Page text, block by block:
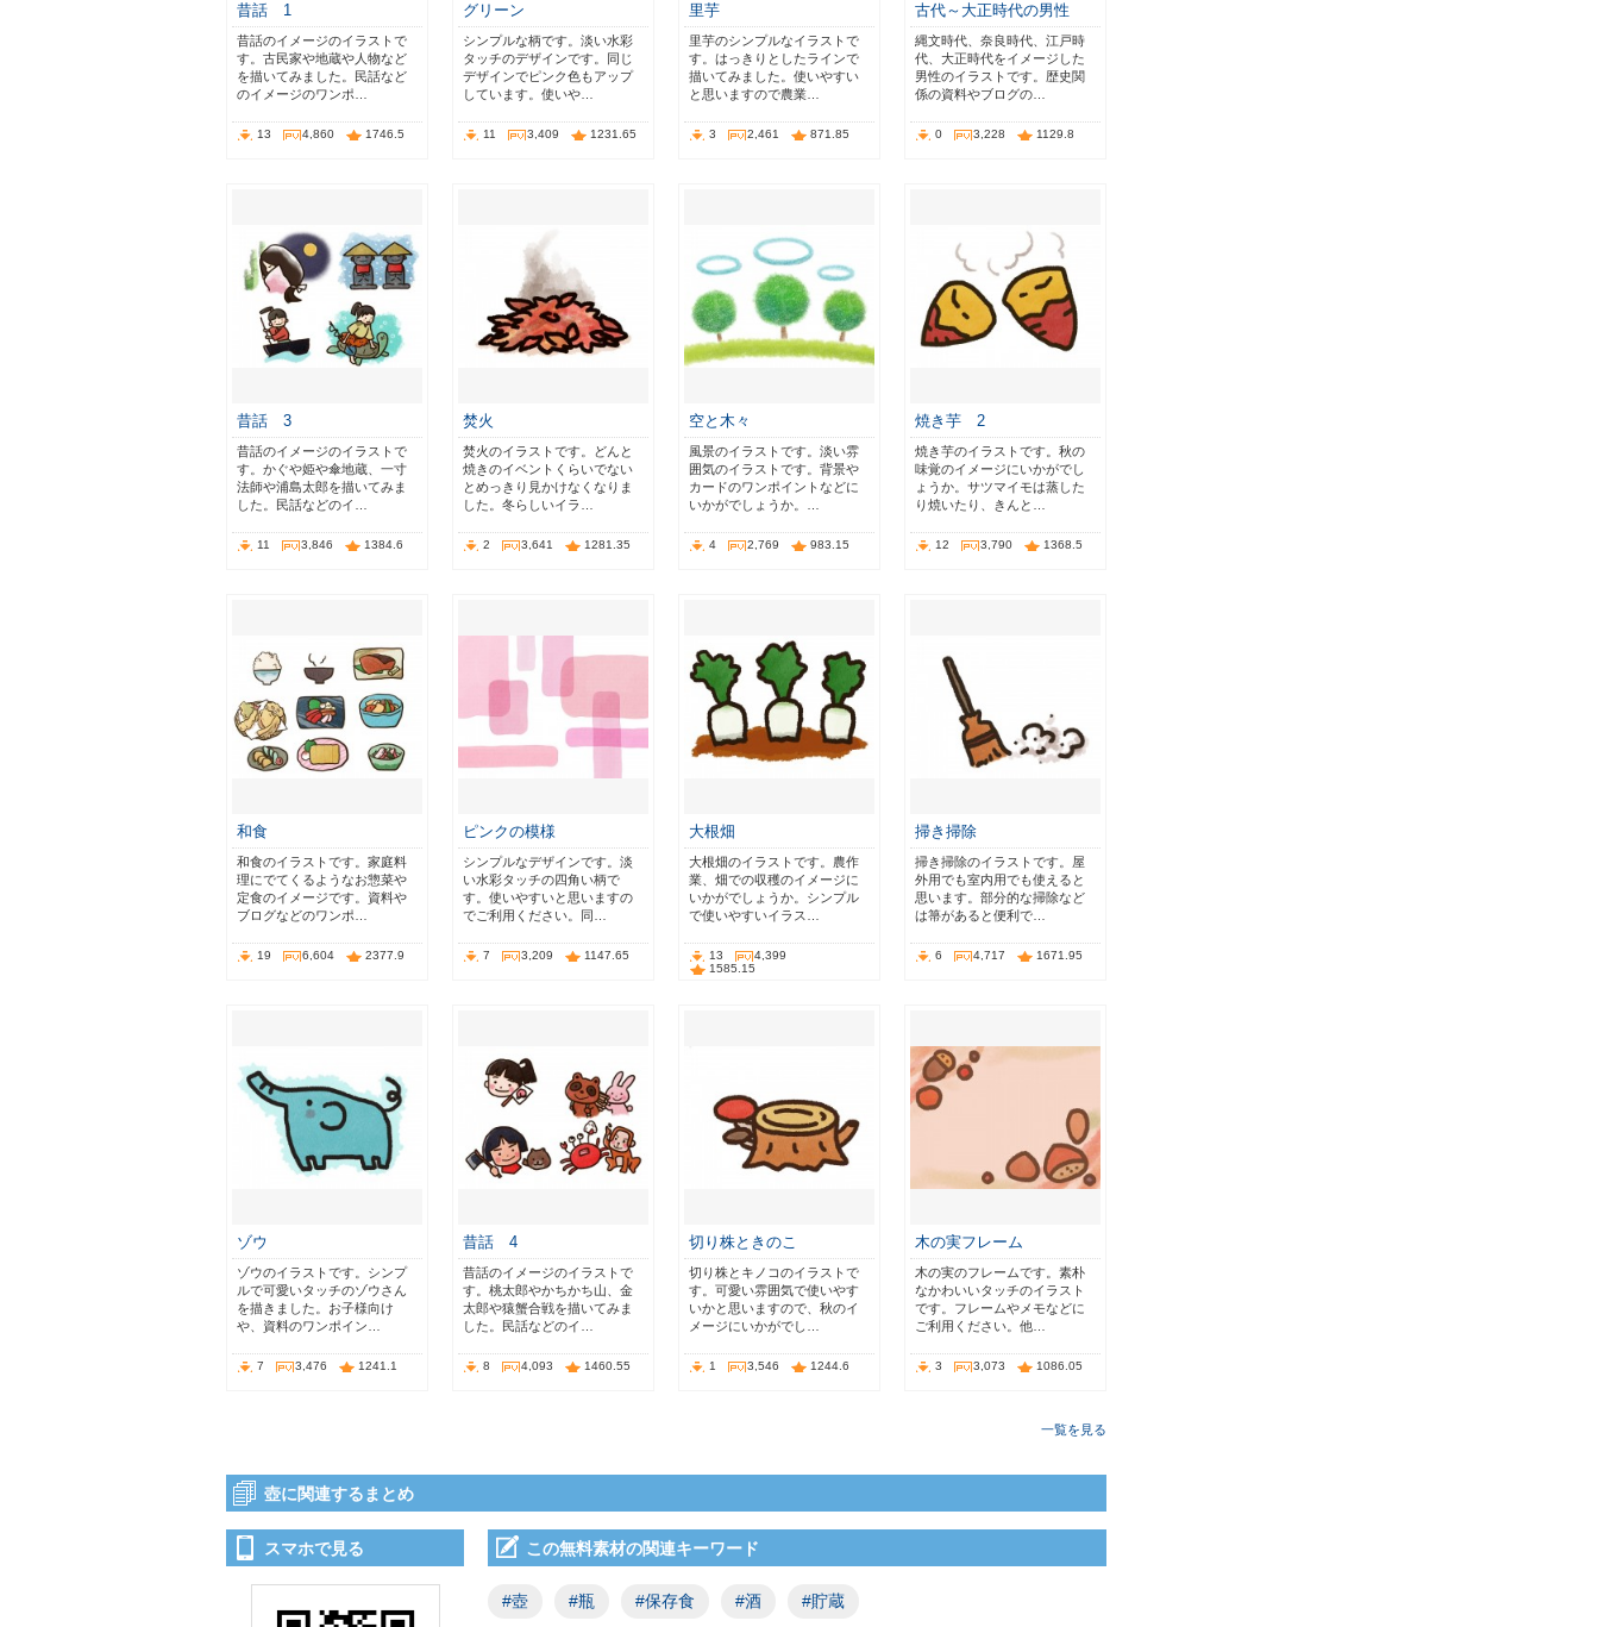
昔話 1
昔話のイメージのイラストで
す。古民家や地蔵や人物など
を描いてみました。民話など
のイメージのワンポ…
13 4,860 1746.5
グリーン
シンプルな柄です。淡い水彩
タッチのデザインです。同じ
デザインでピンク色もアップ
しています。使いや…
11 3,409 1231.65
里芋
里芋のシンプルなイラストで
す。はっきりとしたラインで
描いてみました。使いやすい
と思いますので農業…
3 2,461 871.85
古代～大正時代の男性
縄文時代、奈良時代、江戸時
代、大正時代をイメージした
男性のイラストです。歴史関
係の資料やブログの…
0 3,228 1129.8
昔話 3
昔話のイメージのイラストで
す。かぐや姫や傘地蔵、一寸
法師や浦島太郎を描いてみま
した。民話などのイ…
11 3,846 1384.6
焚火
焚火のイラストです。どんと
焼きのイベントくらいでない
とめっきり見かけなくなりま
した。冬らしいイラ…
2 3,641 1281.35
空と木々
風景のイラストです。淡い雰
囲気のイラストです。背景や
カードのワンポイントなどに
いかがでしょうか。…
4 2,769 983.15
焼き芋 2
焼き芋のイラストです。秋の
味覚のイメージにいかがでし
ょうか。サツマイモは蒸した
り焼いたり、きんと…
12 3,790 1368.5
和食
和食のイラストです。家庭料
理にでてくるようなお惣菜や
定食のイメージです。資料や
ブログなどのワンポ…
19 6,604 2377.9
ピンクの模様
シンプルなデザインです。淡
い水彩タッチの四角い柄で
す。使いやすいと思いますの
でご利用ください。同…
7 3,209 1147.65
大根畑
大根畑のイラストです。農作
業、畑での収穫のイメージに
いかがでしょうか。シンプル
で使いやすいイラス…
13
4,399
1585.15
掃き掃除
掃き掃除のイラストです。屋
外用でも室内用でも使えると
思います。部分的な掃除など
は箒があると便利で…
6 4,717 1671.95
ゾウ
ゾウのイラストです。シンプ
ルで可愛いタッチのゾウさん
を描きました。お子様向け
や、資料のワンポイン…
7 3,476 1241.1
昔話 4
昔話のイメージのイラストで
す。桃太郎やかちかち山、金
太郎や猿蟹合戦を描いてみま
した。民話などのイ…
8 4,093 1460.55
切り株ときのこ
切り株とキノコのイラストで
す。可愛い雰囲気で使いやす
いかと思いますので、秋のイ
メージにいかがでし…
1 3,546 1244.6
木の実フレーム
木の実のフレームです。素朴
なかわいいタッチのイラスト
です。フレームやメモなどに
ご利用ください。他…
3 3,073 1086.05
一覧を見る
壺に関連するまとめ
スマホで見る この無料素材の関連キーワード
#壺 #瓶 #保存食 #酒 #貯蔵